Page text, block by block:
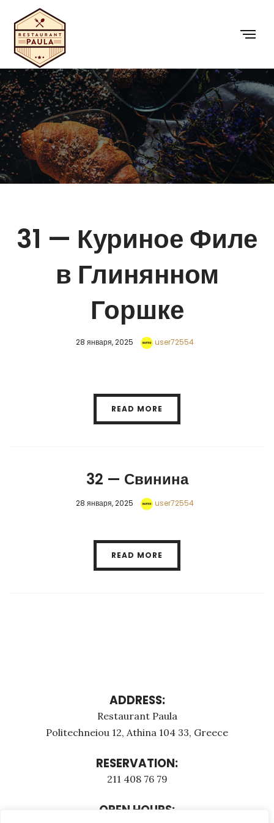
31 — Куриное Филе
в Глинянном
Горшке
28 января, 2025 user72554
READ MORE
32 — Свинина
28 января, 2025 user72554
READ MORE
ADDRESS:
Restaurant Paula
Politechneiou 12, Athina 104 33, Greece
RESERVATION:
211 408 76 79
OPEN HOURS: